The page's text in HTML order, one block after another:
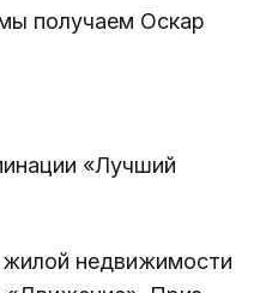
получаем Оскар
«Лучший
жилой недвижимости